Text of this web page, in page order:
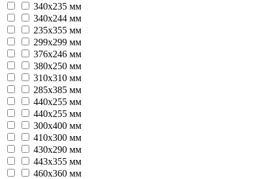
340х235 мм
340х244 мм
235х355 мм
299х299 мм
376х246 мм
380х250 мм
310х310 мм
285x385 мм
440x255 мм
440х255 мм
300х400 мм
410х300 мм
430х290 мм
443х355 мм
460х360 мм